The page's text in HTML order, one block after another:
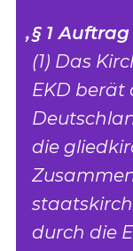
§ 1 Auftrag
(1) Das
EKD berät
die
durch die